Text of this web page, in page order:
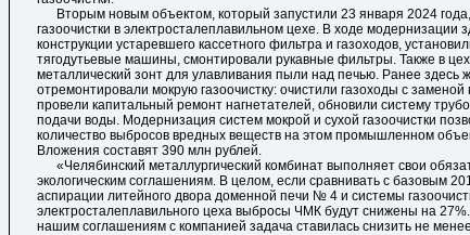
Вторым новым объектом, который запустили 23 января 2024 года,
газоочистки в электросталеплавильном цехе. В ходе модернизации
конструкции устаревшего кассетного фильтра и газоходов,
тягодутьевые машины, смонтировали рукавные фильтры. Также в
металлический зонт для улавливания пыли над печью. Ранее здесь
отремонтировали мокрую газоочистку: очистили газоходы с
провели капитальный ремонт нагнетателей, обновили систему
подачи воды. Модернизация систем мокрой и сухой газоочистки
количество выбросов вредных веществ на этом промышленном
Вложения составят 390 млн рублей.
«Челябинский металлургический комбинат выполняет свои
экологическим соглашениям. В целом, если сравнивать с базовым
аспирации литейного двора доменной печи № 4 и системы
электросталеплавильного цеха выбросы ЧМК будут снижены на
нашим соглашениям с компанией задача ставилась снизить не